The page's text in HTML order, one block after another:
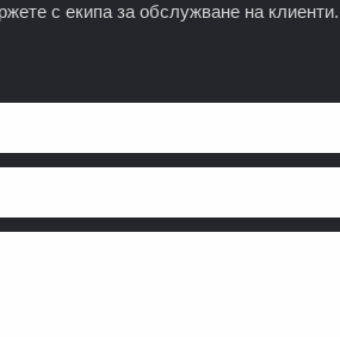
с екипа за обслужване на клиенти.